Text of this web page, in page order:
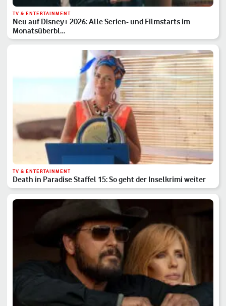
TV & ENTERTAINMENT
Neu auf Disney+ 2026: Alle Serien- und Filmstarts im
Monatsüberbl…
TV & ENTERTAINMENT
Death in Paradise Staffel 15: So geht der Inselkrimi weiter